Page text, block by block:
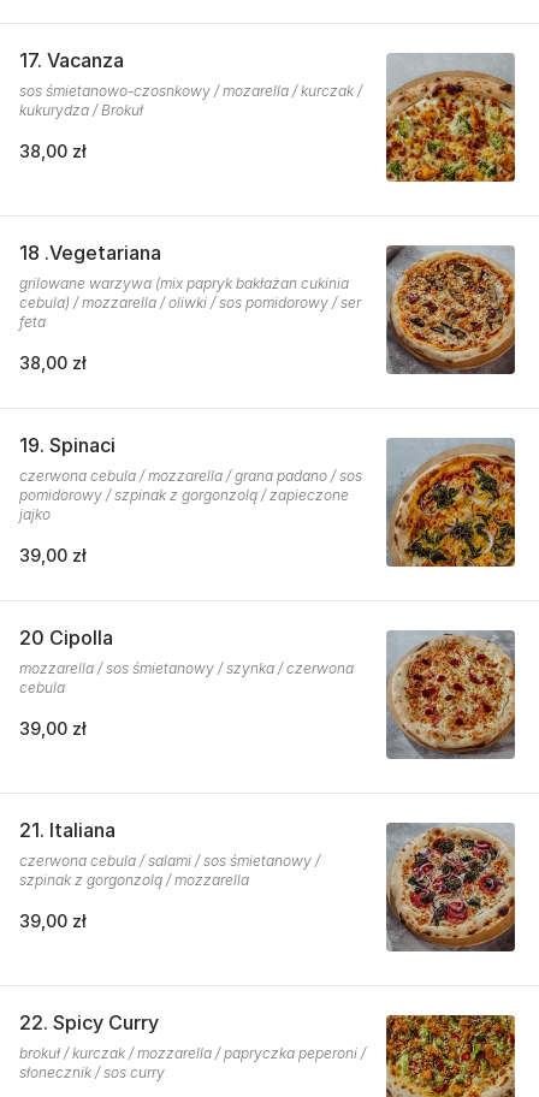
17. Vacanza
sos śmietanowo-czosnkowy / mozarella / kurczak /
kukurydza / Brokuł
38,00 zł
18 .Vegetariana
grilowane warzywa (mix papryk bakłażan cukinia
cebula) / mozzarella / oliwki / sos pomidorowy / ser
feta
38,00 zł
19. Spinaci
czerwona cebula / mozzarella / grana padano / sos
pomidorowy / szpinak z gorgonzolą / zapieczone
jajko
39,00 zł
20 Cipolla
mozzarella / sos śmietanowy / szynka / czerwona
cebula
39,00 zł
21. Italiana
czerwona cebula / salami / sos śmietanowy /
szpinak z gorgonzolą / mozzarella
39,00 zł
22. Spicy Curry
brokuł / kurczak / mozzarella / papryczka peperoni /
słonecznik / sos curry